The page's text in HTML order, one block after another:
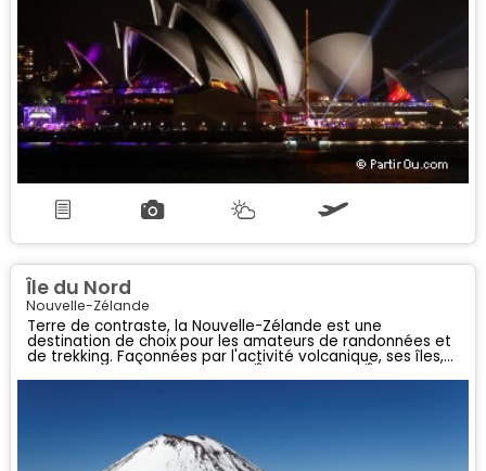
Île du Nord
Nouvelle-Zélande
Terre de contraste, la Nouvelle-Zélande est une
destination de choix pour les amateurs de randonnées et
de trekking. Façonnées par l'activité volcanique, ses îles,
dont les deux principales sont l'Île du Nord et l'Île du Sud,
sont au cœur d'intenses activités géothermiques...